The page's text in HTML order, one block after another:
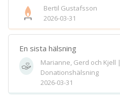
Bertil Gustafsson
2026-03-31
En sista hälsning
Marianne, Gerd och Kjell |
Donationshälsning
2026-03-31